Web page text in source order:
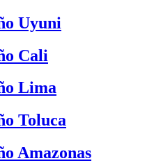
Uyuni
Cali
Lima
Toluca
Amazonas